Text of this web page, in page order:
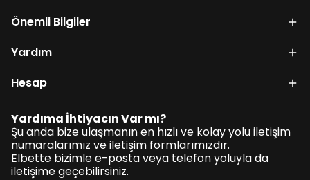
Önemli Bilgiler
Yardım
Hesap
Yardıma İhtiyacın Var mı?
Şu anda bize ulaşmanın en hızlı ve kolay yolu iletişim
numaralarımız ve iletişim formlarımızdır.
Elbette bizimle e-posta veya telefon yoluyla da
iletişime geçebilirsiniz.